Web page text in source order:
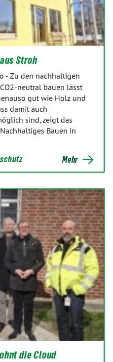
Stroh
- Zu den nachhaltigen
neutral bauen lässt
gut wie Holz und
damit auch
sind, zeigt das
Bauen in
Mehr
die Cloud